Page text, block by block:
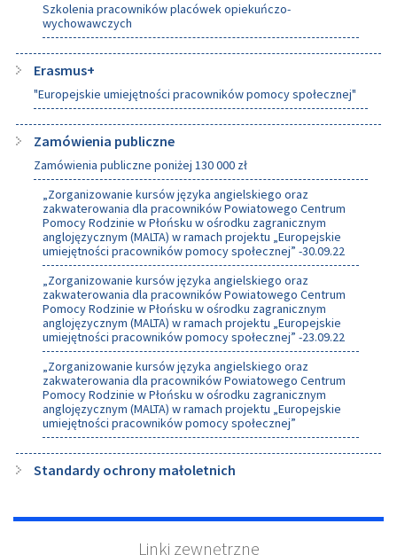
Szkolenia pracowników placówek opiekuńczo-
wychowawczych
Erasmus+
"Europejskie umiejętności pracowników pomocy społecznej"
Zamówienia publiczne
Zamówienia publiczne poniżej 130 000 zł
„Zorganizowanie kursów języka angielskiego oraz
zakwaterowania dla pracowników Powiatowego Centrum
Pomocy Rodzinie w Płońsku w ośrodku zagranicznym
anglojęzycznym (MALTA) w ramach projektu „Europejskie
umiejętności pracowników pomocy społecznej” -30.09.22
„Zorganizowanie kursów języka angielskiego oraz
zakwaterowania dla pracowników Powiatowego Centrum
Pomocy Rodzinie w Płońsku w ośrodku zagranicznym
anglojęzycznym (MALTA) w ramach projektu „Europejskie
umiejętności pracowników pomocy społecznej” -23.09.22
„Zorganizowanie kursów języka angielskiego oraz
zakwaterowania dla pracowników Powiatowego Centrum
Pomocy Rodzinie w Płońsku w ośrodku zagranicznym
anglojęzycznym (MALTA) w ramach projektu „Europejskie
umiejętności pracowników pomocy społecznej”
Standardy ochrony małoletnich
Linki zewnętrzne